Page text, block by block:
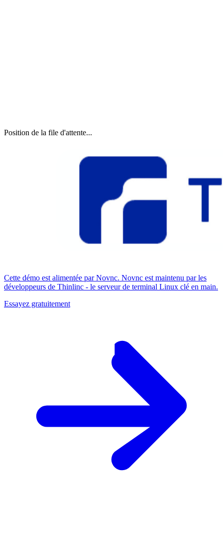
Position de la file d'attente...
Cette démo est alimentée par Novnc. Novnc est maintenu par les
développeurs de Thinlinc - le serveur de terminal Linux clé en main.
Essayez gratuitement